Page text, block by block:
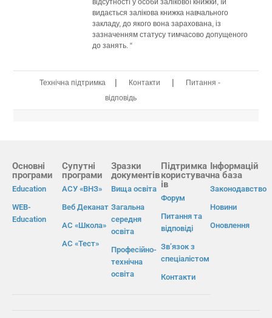
видається залікова книжка навчального
закладу, до якого вона зарахована, із
зазначенням статусу тимчасово допущеного
до занять. “
Технічна підтримка | Контакти |
Питання -
відповідь
Основні
програми
Education
WEB-
Education
Супутні
програми
АСУ «ВНЗ»
Веб Деканат
АС «Школа»
АС «Тест»
Зразки
документів
Вища освіта
Загальна
середня
освіта
Професійно-
технічна
освіта
Підтримка
користувач
ів
Форум
Питання та
відповіді
Зв’язок з
спеціалістом
Контакти
Інформацій
на база
Законодавство
Новини
Оновлення